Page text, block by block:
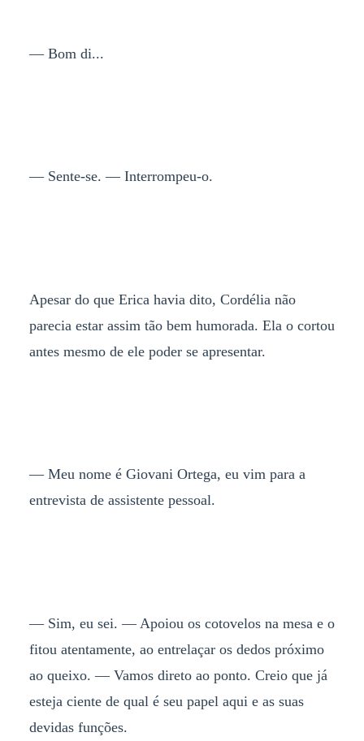
— Bom di...
— Sente-se. — Interrompeu-o.
Apesar do que Erica havia dito, Cordélia não
parecia estar assim tão bem humorada. Ela o cortou
antes mesmo de ele poder se apresentar.
— Meu nome é Giovani Ortega, eu vim para a
entrevista de assistente pessoal.
— Sim, eu sei. — Apoiou os cotovelos na mesa e o
fitou atentamente, ao entrelaçar os dedos próximo
ao queixo. — Vamos direto ao ponto. Creio que já
esteja ciente de qual é seu papel aqui e as suas
devidas funções.